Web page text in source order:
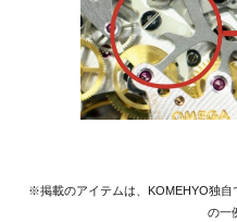
※掲載のアイテムは、KOMEHYO独自
の一